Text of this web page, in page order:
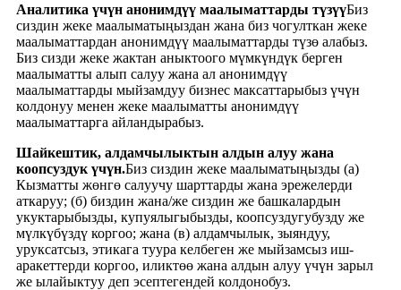
Аналитика үчүн анонимдүү маалыматтарды түзүүБиз
сиздин жеке маалыматыңыздан жана биз чогулткан жеке
маалыматтардан анонимдүү маалыматтарды түзө алабыз.
Биз сизди жеке жактан аныктоого мүмкүндүк берген
маалыматты алып салуу жана ал анонимдүү
маалыматтарды мыйзамдуу бизнес максаттарыбыз үчүн
колдонуу менен жеке маалыматты анонимдүү
маалыматтарга айландырабыз.
Шайкештик, алдамчылыктын алдын алуу жана
коопсуздук үчүн.Биз сиздин жеке маалыматыңызды (а)
Кызматты жөнгө салуучу шарттарды жана эрежелерди
аткаруу; (б) биздин жана/же сиздин же башкалардын
укуктарыбызды, купуялыгыбызды, коопсуздугубузду же
мүлкүбүздү коргоо; жана (в) алдамчылык, зыяндуу,
уруксатсыз, этикага туура келбеген же мыйзамсыз иш-
аракеттерди коргоо, иликтөө жана алдын алуу үчүн зарыл
же ылайыктуу деп эсептегендей колдонобуз.